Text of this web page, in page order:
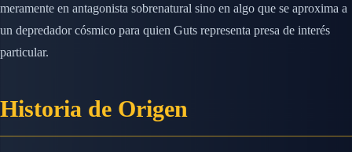
meramente en antagonista sobrenatural sino en algo que se aproxima a
un depredador cósmico para quien Guts representa presa de interés
particular.
Historia de Origen